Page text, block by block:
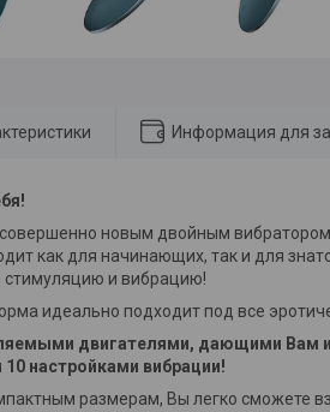
Информация для
совершенно новым двойным
как для начинающих, так и для
стимуляцию и вибрацию!
идеально подходит под все
двигателями, дающими Вам
настройками вибрации!
размерам, Вы легко сможете